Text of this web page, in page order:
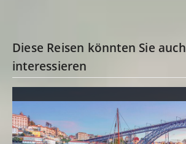
Diese Reisen könnten Sie auch
interessieren